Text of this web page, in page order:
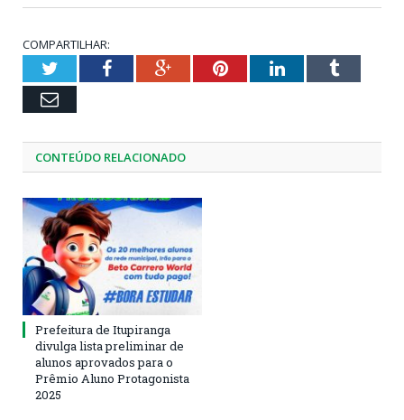
COMPARTILHAR:
TwitterFacebookGoogle+PinterestLinkedInTumblr
Email
CONTEÚDO RELACIONADO
Prefeitura de Itupiranga
divulga lista preliminar de
alunos aprovados para o
Prêmio Aluno Protagonista
2025